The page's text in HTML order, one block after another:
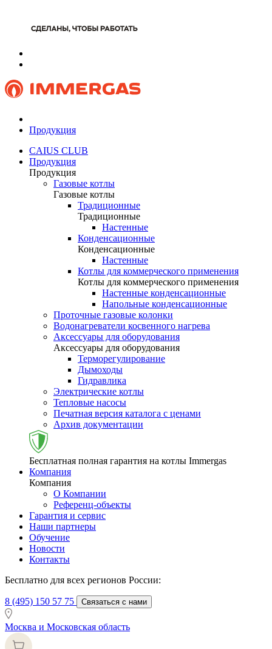
Продукция
CAIUS CLUB
Продукция
Продукция
Газовые котлы
Газовые котлы
Традиционные
Традиционные
Настенные
Конденсационные
Конденсационные
Настенные
Котлы для коммерческого применения
Котлы для коммерческого применения
Настенные конденсационные
Напольные конденсационные
Проточные газовые колонки
Водонагреватели косвенного нагрева
Аксессуары для оборудования
Аксессуары для оборудования
Терморегулирование
Дымоходы
Гидравлика
Электрические котлы
Тепловые насосы
Печатная версия каталога с ценами
Архив документации
Бесплатная полная гарантия на котлы Immergas
Компания
Компания
О Компании
Референц-объекты
Гарантия и сервис
Наши партнеры
Обучение
Новости
Контакты
Бесплатно для всех регионов России:
8 (495) 150 57 75 Связаться с нами
Москва и Московская область